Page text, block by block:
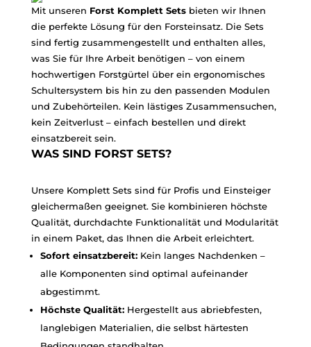
Mit unseren Forst Komplett Setsbieten wir Ihnen
die perfekte Lösung für den Forsteinsatz. Die Sets
sind fertig zusammengestellt und enthalten alles,
was Sie für Ihre Arbeit benötigen – von einem
hochwertigen Forstgürtel über ein ergonomisches
Schultersystem bis hin zu den passenden Modulen
und Zubehörteilen. Kein lästiges Zusammensuchen,
kein Zeitverlust – einfach bestellen und direkt
einsatzbereit sein.
WAS SIND FORST SETS?
Unsere Komplett Sets sind für Profis und Einsteiger
gleichermaßen geeignet. Sie kombinieren höchste
Qualität, durchdachte Funktionalität und Modularität
in einem Paket, das Ihnen die Arbeit erleichtert.
Sofort einsatzbereit:Kein langes Nachdenken –
alle Komponenten sind optimal aufeinander
abgestimmt.
Höchste Qualität:Hergestellt aus abriebfesten,
langlebigen Materialien, die selbst härtesten